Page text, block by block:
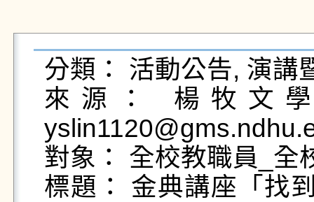
分類： 活動公告, 演講
來源： 楊牧文
對象： 全校教職員_全
標題： 金典講座「找